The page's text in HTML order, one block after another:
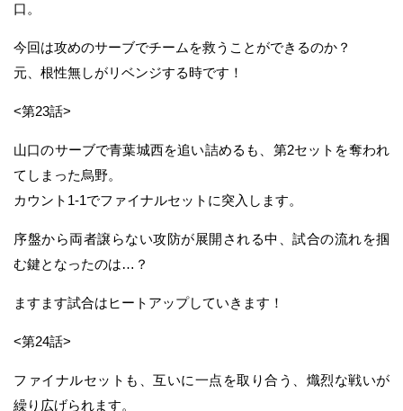
口。
今回は攻めのサーブでチームを救うことができるのか？
元、根性無しがリベンジする時です！
<第23話>
山口のサーブで青葉城西を追い詰めるも、第2セットを奪われ
てしまった烏野。
カウント1-1でファイナルセットに突入します。
序盤から両者譲らない攻防が展開される中、試合の流れを掴
む鍵となったのは…？
ますます試合はヒートアップしていきます！
<第24話>
ファイナルセットも、互いに一点を取り合う、熾烈な戦いが
繰り広げられます。